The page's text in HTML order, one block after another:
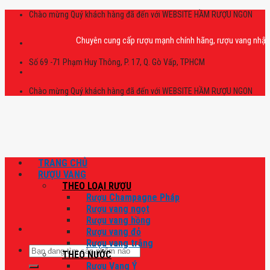
Skip
Chào mừng Quý khách hàng đã đến với WEBSITE HẦM RƯỢU NGON
Chuyên cung cấp rượu mạnh chính hãng, rượu vang nhập
Số 69 -71 Phạm Huy Thông, P. 17, Q. Gò Vấp, TPHCM
Chào mừng Quý khách hàng đã đến với WEBSITE HẦM RƯỢU NGON
Tìm
kiếm:
TRANG CHỦ
RƯỢU VANG
THEO LOẠI RƯỢU
Rượu Champagne Pháp
Rượu vang ngọt
Rượu vang hồng
Rượu vang đỏ
Rượu vang trắng
THEO NƯỚC
Rượu Vang Ý